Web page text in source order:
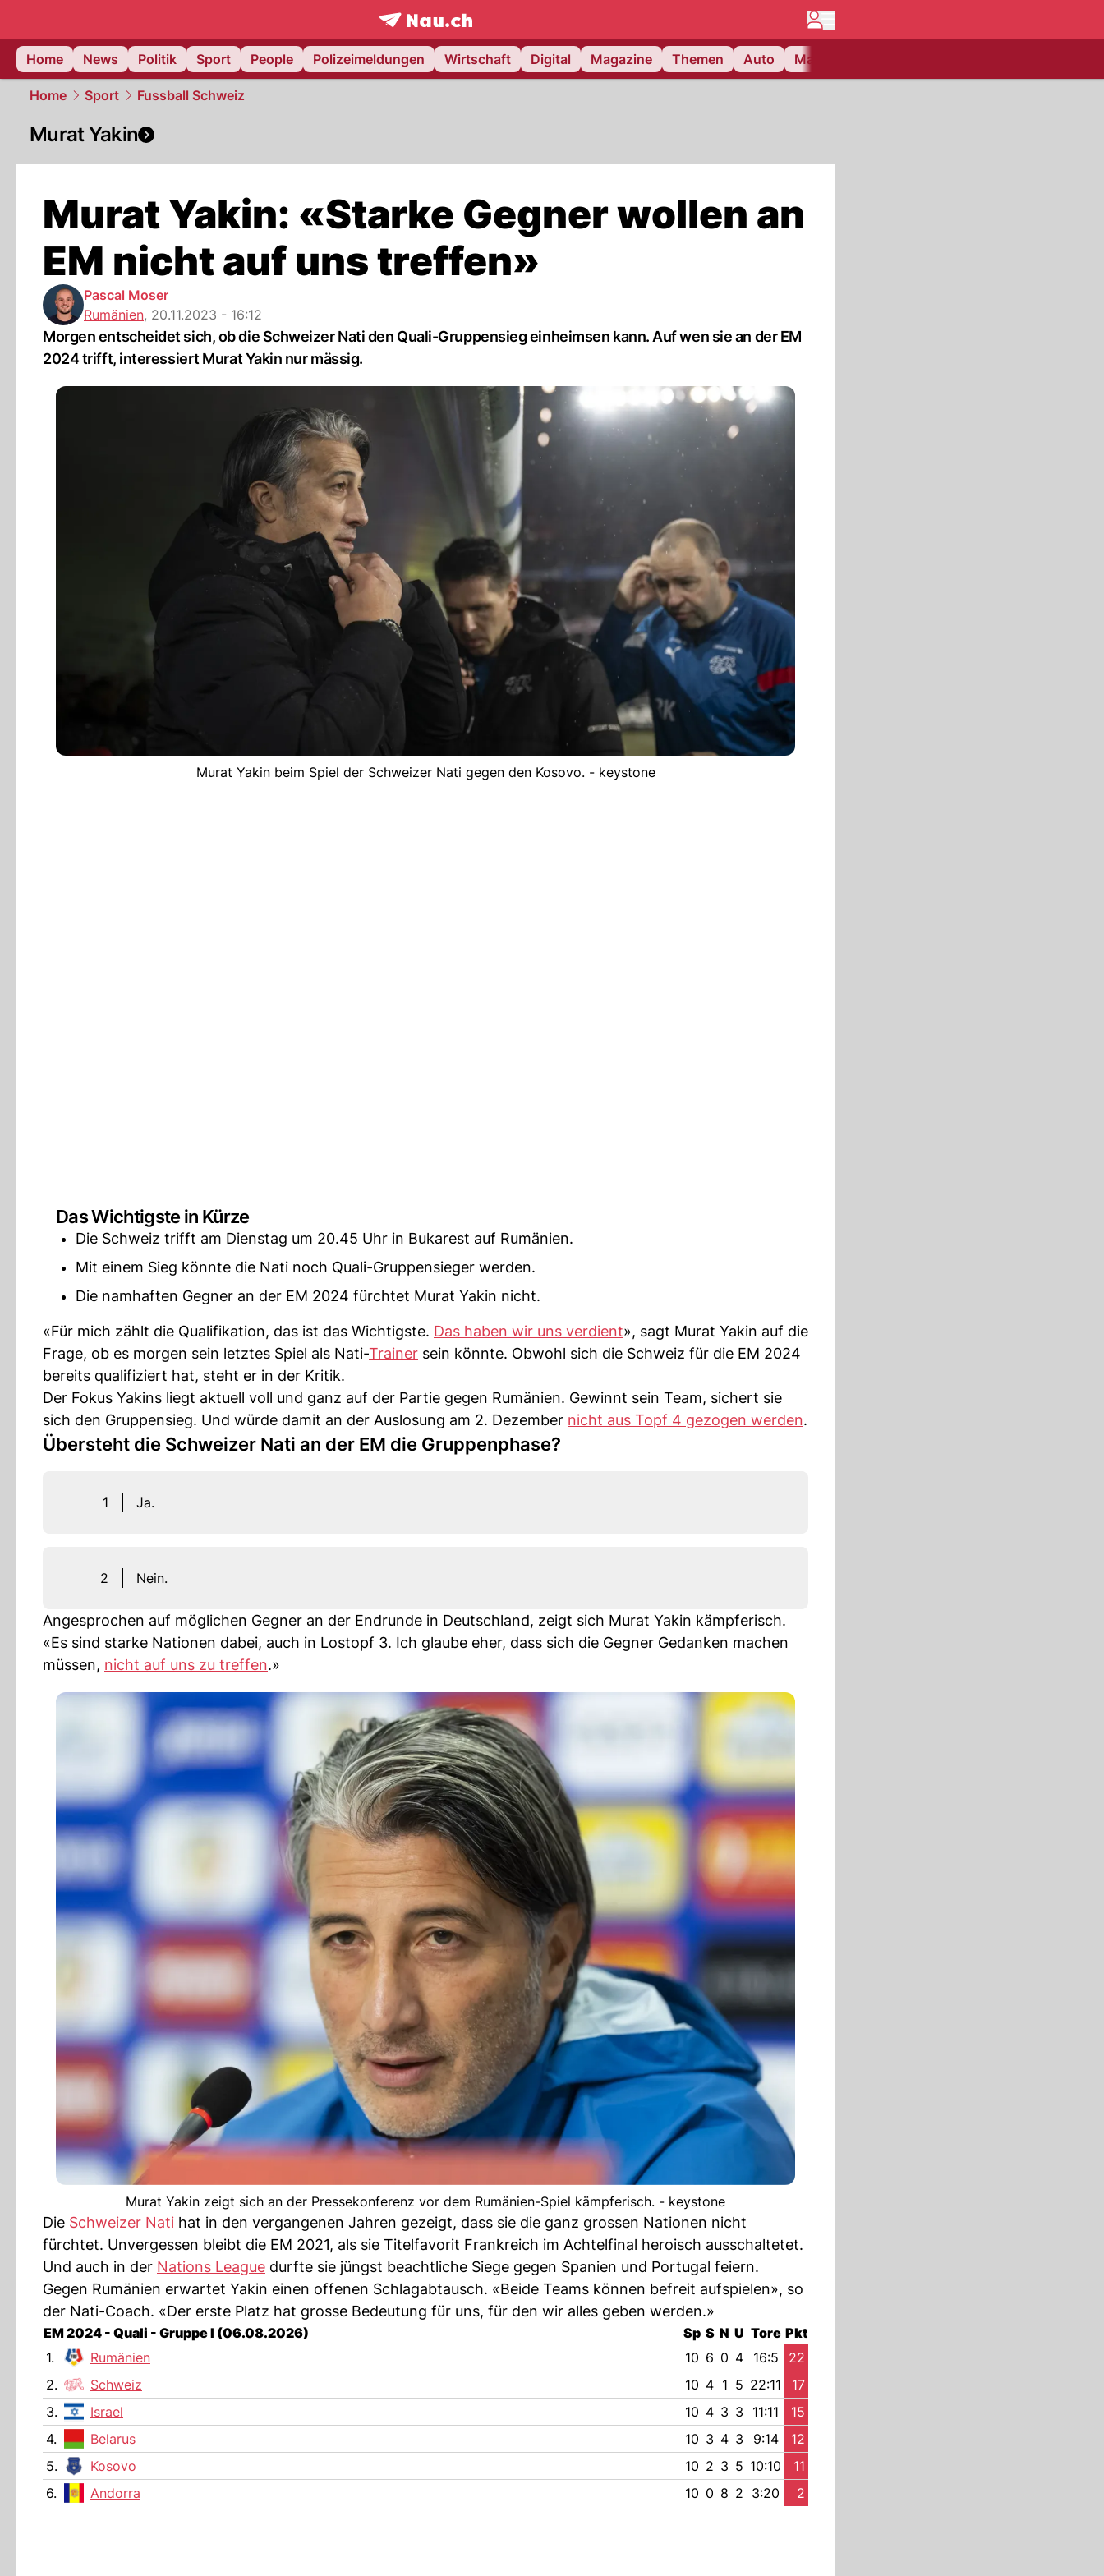
frontpage.NAU.ch
Home
News Politik Sport People Polizeimeldungen Wirtschaft Digital Magazine Themen Auto Matchcenter
Home Sport Fussball Schweiz
Murat Yakin
Murat Yakin: «Starke Gegner wollen an
EM nicht auf uns treffen»
Pascal Moser
Rumänien, 20.11.2023 - 16:12
Morgen entscheidet sich, ob die Schweizer Nati den Quali-Gruppensieg einheimsen kann. Auf wen sie an der EM
2024 trifft, interessiert Murat Yakin nur mässig.
Murat Yakin beim Spiel der Schweizer Nati gegen den Kosovo. - keystone
Das Wichtigste in Kürze
Die Schweiz trifft am Dienstag um 20.45 Uhr in Bukarest auf Rumänien.
Mit einem Sieg könnte die Nati noch Quali-Gruppensieger werden.
Die namhaften Gegner an der EM 2024 fürchtet Murat Yakin nicht.
«Für mich zählt die Qualifikation, das ist das Wichtigste. Das haben wir uns verdient», sagt Murat Yakin auf die
Frage, ob es morgen sein letztes Spiel als Nati-Trainer sein könnte. Obwohl sich die Schweiz für die EM 2024
bereits qualifiziert hat, steht er in der Kritik.
Der Fokus Yakins liegt aktuell voll und ganz auf der Partie gegen Rumänien. Gewinnt sein Team, sichert sie
sich den Gruppensieg. Und würde damit an der Auslosung am 2. Dezember nicht aus Topf 4 gezogen werden.
Übersteht die Schweizer Nati an der EM die Gruppenphase?
1 Ja.
2 Nein.
Angesprochen auf möglichen Gegner an der Endrunde in Deutschland, zeigt sich Murat Yakin kämpferisch.
«Es sind starke Nationen dabei, auch in Lostopf 3. Ich glaube eher, dass sich die Gegner Gedanken machen
müssen, nicht auf uns zu treffen.»
Murat Yakin zeigt sich an der Pressekonferenz vor dem Rumänien-Spiel kämpferisch. - keystone
Die Schweizer Nati hat in den vergangenen Jahren gezeigt, dass sie die ganz grossen Nationen nicht
fürchtet. Unvergessen bleibt die EM 2021, als sie Titelfavorit Frankreich im Achtelfinal heroisch ausschaltetet.
Und auch in der Nations League durfte sie jüngst beachtliche Siege gegen Spanien und Portugal feiern.
Gegen Rumänien erwartet Yakin einen offenen Schlagabtausch. «Beide Teams können befreit aufspielen», so
der Nati-Coach. «Der erste Platz hat grosse Bedeutung für uns, für den wir alles geben werden.»
EM 2024 - Quali - Gruppe I (06.08.2026) Sp S N U Tore Pkt
1.
Rumänien 10 6 0 4 16:5
22
2.
Schweiz 10 4 1 5 22:11
17
3.
Israel 10 4 3 3 11:11
15
4.
Belarus 10 3 4 3 9:14
12
5.
Kosovo 10 2 3 5 10:10
11
6.
Andorra 10 0 8 2 3:20 2